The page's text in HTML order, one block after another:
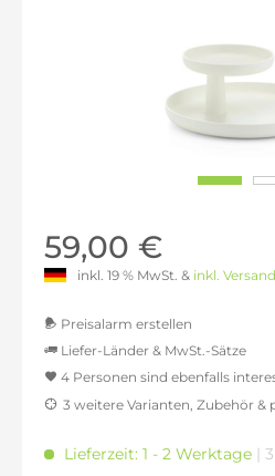
59,00 €
inkl. 19 % MwSt. & inkl.
Preisalarm erstellen
Liefer-Länder & MwSt.-Sätze
inkl. 16% MwSt.: 57,51 €
inkl. 21% MwSt.: 59,99 €
4 Personen sind ebenfalls
3 weitere Varianten, Zubehör &
Lieferzeit: 1 - 2 Werktage |